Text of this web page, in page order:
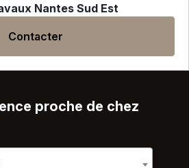
Nantes Sud Est
Contacter
proche de chez